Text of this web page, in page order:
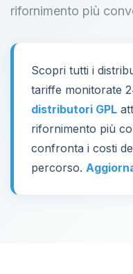
rifornimento più
Scopri tutti i
tariffe monitorate
distributori GPL
rifornimento più
confronta i costi
percorso.